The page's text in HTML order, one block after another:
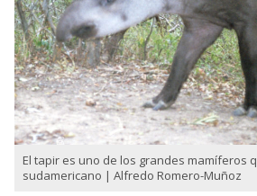
El tapir es uno de los grandes mamíferos
sudamericano | Alfredo Romero-Muñoz